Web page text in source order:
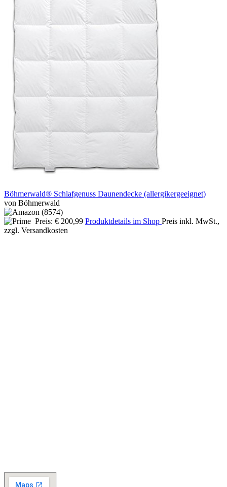
Böhmerwald® Schlafgenuss Daunendecke (allergikergeeignet)
von Böhmerwald
Preis: € 200,99 Produktdetails im Shop Preis inkl. MwSt.,
zzgl. Versandkosten